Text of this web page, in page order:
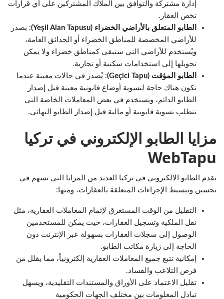
إدارة مشتركة والتوافق بين الملاك المشتركين على أي قرارات
تخص العقار.
الطابو المتعلق بالأراضي الخضراء (Yeşil Alan Tapusu)
: يصدر
للأراضي المخصصة للمناطق الخضراء أو الحدائق العامة،
ويُستخدم للأراضي التي ستبقى كمناطق خضراء ولا يمكن
تحويلها إلى استخدامات سكنية أو تجارية.
الطابو المؤقت (Geçici Tapu)
: يُصدر في حالات معينة عندما
تكون هناك حاجة لتسوية أوضاع قانونية معينة قبل إصدار
الطابو الدائم، ويستخدم في بعض المعاملات الخاصة التي
تتطلب تسوية قانونية أو مالية قبل إصدار الطابو النهائي.
مزايا الطابو الإلكتروني في تركيا
WebTapu
يقدم الطابو الالكتروني في تركيا العديد من المزايا التي تسهم في
تحسين وتبسيط الإجراءات المتعلقة بالعقارات، ومنها:
التقليل من الوقت المستغرق لإتمام المعاملات العقارية، مثل
نقل الملكية وتسجيل العقارات، حيث يمكن للمستخدمين
الوصول إلى سجلات العقارات بسهولة عبر الإنترنت دون
الحاجة إلى زيارة مكاتب الطابو.
إمكانية تتبع جميع المعاملات العقارية إلكترونياً، مما يقلل من
فرص التلاعب والفساد.
تقليل الاعتماد على الأوراق والمستندات التقليدية، ويسهل
تبادل المعلومات بين مختلف الجهات الحكومية